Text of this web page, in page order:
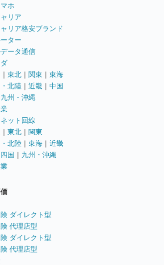
ホ
リア
リア格安ブランド
ター
ータ通信
｜ 東北 ｜ 関東 ｜ 東海
北陸 ｜ 近畿 ｜ 中国
九州・沖縄
ット回線
｜ 東北 ｜ 関東
北陸 ｜ 東海 ｜ 近畿
国 ｜ 九州・沖縄
ダイレクト型
代理店型
ダイレクト型
代理店型